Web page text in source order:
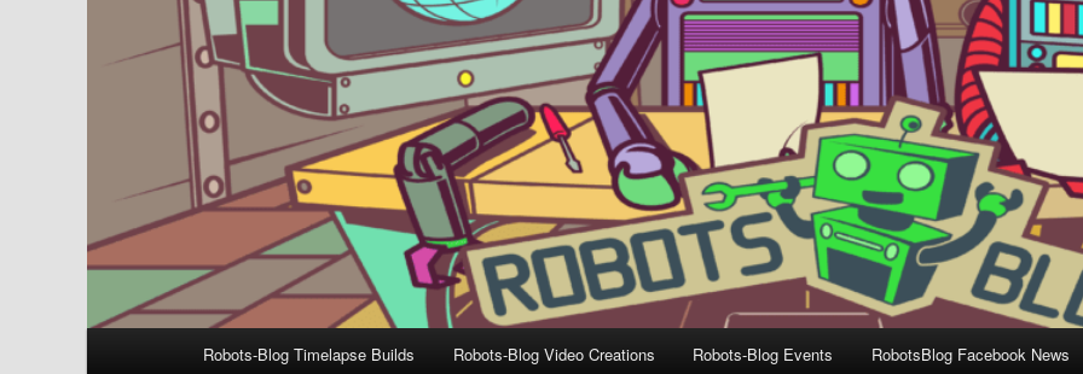
Robots-Blog Timelapse Builds Robots-Blog Video Creations Robots-Blog Events RobotsBlog Facebook News